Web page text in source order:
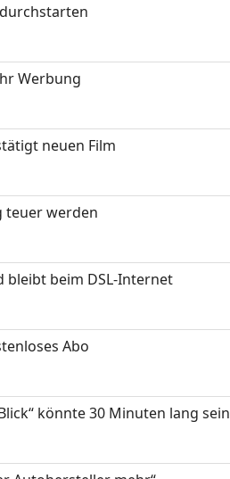
Werbung
neuen Film
teuer werden
bleibt beim DSL-Internet
Abo
könnte 30 Minuten lang sein